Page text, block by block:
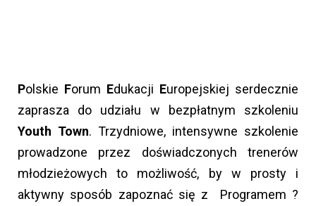
Polskie Forum Edukacji Europejskiej serdecznie
zaprasza do udziału w bezpłatnym szkoleniu
Youth Town. Trzydniowe, intensywne szkolenie
prowadzone przez doświadczonych trenerów
młodzieżowych to możliwość, by w prosty i
aktywny sposób zapoznać się z Programem ?